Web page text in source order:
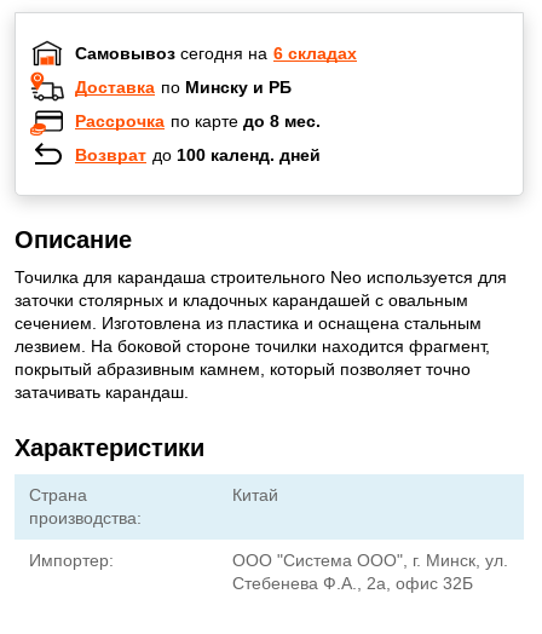
Самовывоз сегодня на 6 складах
Доставка по Минску и РБ
Рассрочка по карте до 8 мес.
Возврат до 100 календ. дней
Описание
Точилка для карандаша строительного Neo используется для
заточки столярных и кладочных карандашей с овальным
сечением. Изготовлена ​​из пластика и оснащена стальным
лезвием. На боковой стороне точилки находится фрагмент,
покрытый абразивным камнем, который позволяет точно
затачивать карандаш.
Характеристики
Страна
производства:
Китай
Импортер:
ООО "Система ООО", г. Минск, ул.
Стебенева Ф.А., 2а, офис 32Б